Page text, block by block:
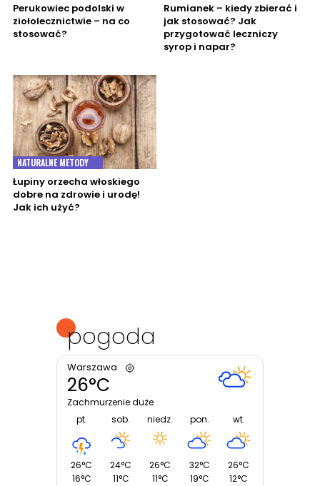
Perukowiec podolski w
ziołolecznictwie – na co
stosować?
Rumianek – kiedy zbierać i
jak stosować? Jak
przygotować leczniczy
syrop i napar?
NATURALNE METODY
Łupiny orzecha włoskiego
dobre na zdrowie i urodę!
Jak ich użyć?
pogoda
Warszawa
26°C
Zachmurzenie duże
pt.
26°C
16°C
sob.
24°C
11°C
niedz.
26°C
11°C
pon.
32°C
19°C
wt.
26°C
12°C